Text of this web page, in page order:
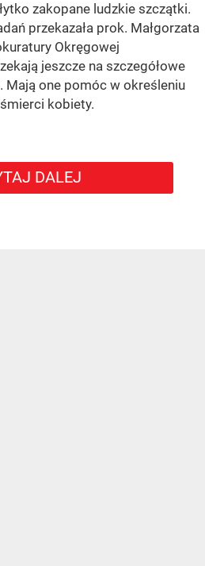
zakopane ludzkie szczątki.
przekazała prok. Małgorzata
Okręgowej
jeszcze na szczegółowe
Mają one pomóc w określeniu
kobiety.
DALEJ